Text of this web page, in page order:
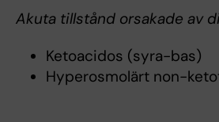
Akuta tillstånd orsakade av
Ketoacidos (syra-bas)
Hyperosmolärt non-